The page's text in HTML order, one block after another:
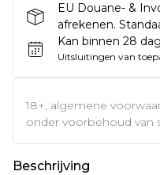
EU Douane- &
afrekenen.
Kan binnen 28
Uitsluitingen van
18+, algemene
onder voorbehoud van
Beschrijving